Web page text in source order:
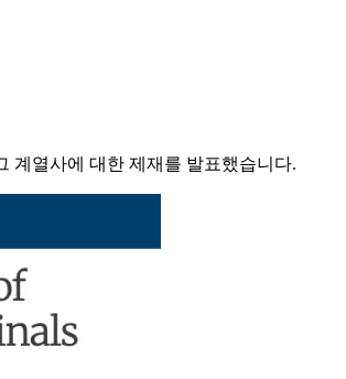
계열사에 대한 제재를 발표했습니다.